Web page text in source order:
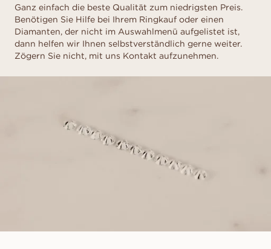
Ganz einfach die beste Qualität zum niedrigsten Preis.
Benötigen Sie Hilfe bei Ihrem Ringkauf oder einen
Diamanten, der nicht im Auswahlmenü aufgelistet ist,
dann helfen wir Ihnen selbstverständlich gerne weiter.
Zögern Sie nicht, mit uns Kontakt aufzunehmen.